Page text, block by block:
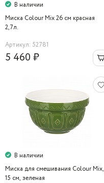
В наличии
Миска Colour Mix 26 см красная
2,7л.
Артикул: 52781
5 460 ₽
В наличии
Миска для смешивания Colour Mix,
15 см, зеленая